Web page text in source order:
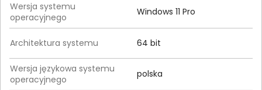
Wersja systemu
operacyjnego
Windows 11 Pro
Architektura systemu 64 bit
Wersja językowa systemu
operacyjnego
polska